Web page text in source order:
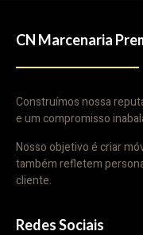
CN Marcenaria
Construímos nossa
e um compromisso
Nosso objetivo é criar
também refletem
cliente.
Redes Sociais